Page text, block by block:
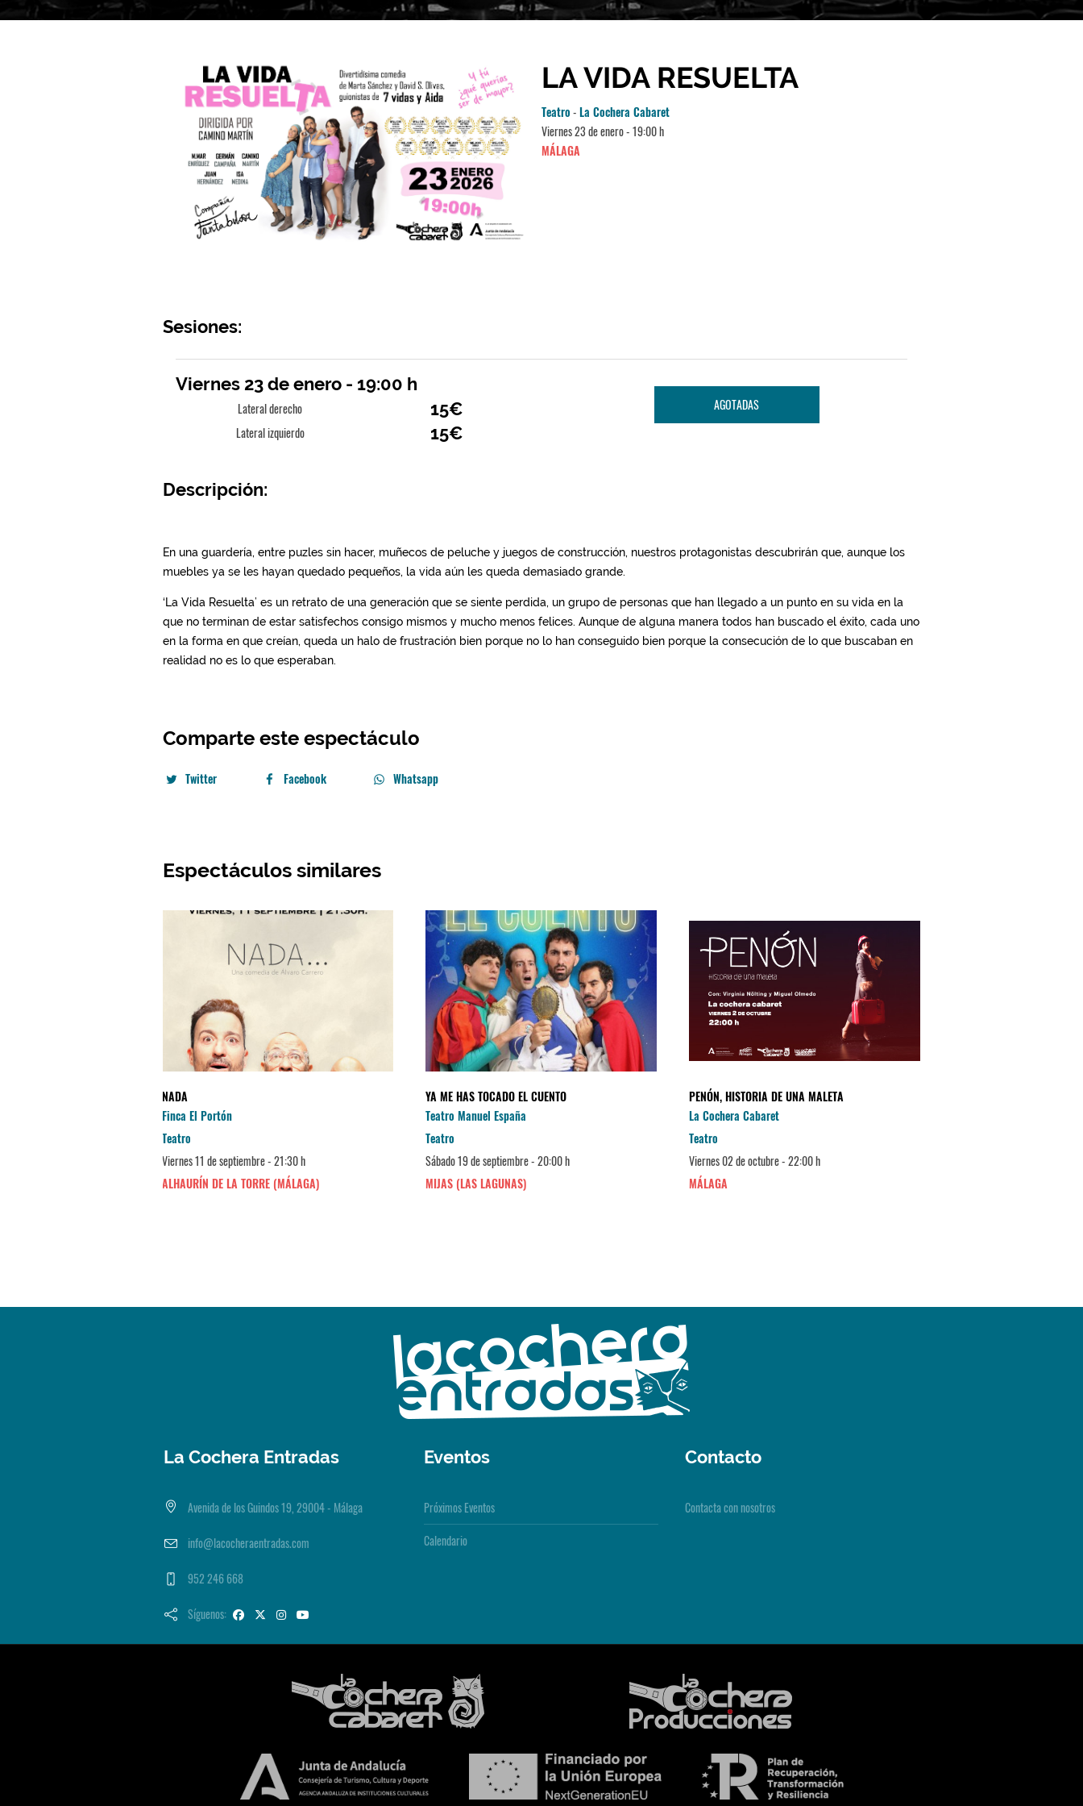
LA VIDA RESUELTA
Teatro-La Cochera Cabaret
Viernes 23 de enero - 19:00 h
MÁLAGA
Sesiones:
Viernes 23 de enero - 19:00 h
Lateral derecho 15€
Lateral izquierdo 15€
AGOTADAS
Descripción:
Comparte este espectáculo
Twitter Facebook Whatsapp
Espectáculos similares
NADA
Finca El Portón
Teatro
Viernes 11 de septiembre - 21:30 h
ALHAURÍN DE LA TORRE (MÁLAGA)
YA ME HAS TOCADO EL CUENTO
Teatro Manuel España
Teatro
Sábado 19 de septiembre - 20:00 h
MIJAS (LAS LAGUNAS)
PENÓN, HISTORIA DE UNA MALETA
La Cochera Cabaret
Teatro
Viernes 02 de octubre - 22:00 h
MÁLAGA
La Cochera Entradas
Avenida de los Guindos 19, 29004 - Málaga
info@lacocheraentradas.com
952 246 668
Síguenos:
Eventos
Próximos Eventos
Calendario
Contacto
Contacta con nosotros